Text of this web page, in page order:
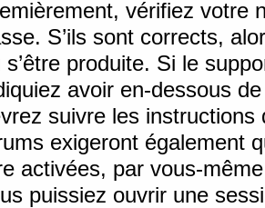
vérifiez votre
S’ils sont corrects,
s’être produite. Si le
avoir en-dessous
suivre les
exigeront également
activées, par vous-
puissiez ouvrir une